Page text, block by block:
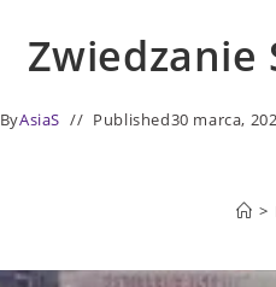
Zwiedzanie
ByAsiaS Published30 marca,
>